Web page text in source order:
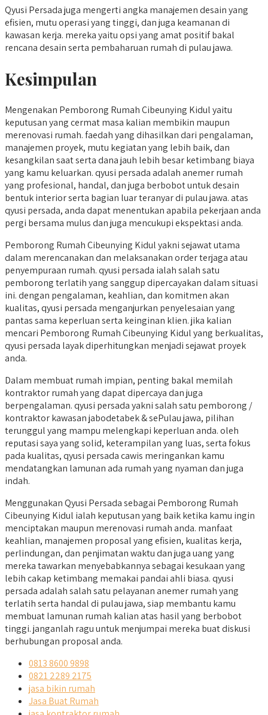
Qyusi Persada juga mengerti angka manajemen desain yang
efisien, mutu operasi yang tinggi, dan juga keamanan di
kawasan kerja. mereka yaitu opsi yang amat positif bakal
rencana desain serta pembaharuan rumah di pulau jawa.
Kesimpulan
Mengenakan Pemborong Rumah Cibeunying Kidul yaitu
keputusan yang cermat masa kalian membikin maupun
merenovasi rumah. faedah yang dihasilkan dari pengalaman,
manajemen proyek, mutu kegiatan yang lebih baik, dan
kesangkilan saat serta dana jauh lebih besar ketimbang biaya
yang kamu keluarkan. qyusi persada adalah anemer rumah
yang profesional, handal, dan juga berbobot untuk desain
bentuk interior serta bagian luar teranyar di pulau jawa. atas
qyusi persada, anda dapat menentukan apabila pekerjaan anda
pergi bersama mulus dan juga mencukupi ekspektasi anda.
Pemborong Rumah Cibeunying Kidul yakni sejawat utama
dalam merencanakan dan melaksanakan order terjaga atau
penyempuraan rumah. qyusi persada ialah salah satu
pemborong terlatih yang sanggup dipercayakan dalam situasi
ini. dengan pengalaman, keahlian, dan komitmen akan
kualitas, qyusi persada menganjurkan penyelesaian yang
pantas sama keperluan serta keinginan klien. jika kalian
mencari Pemborong Rumah Cibeunying Kidul yang berkualitas,
qyusi persada layak diperhitungkan menjadi sejawat proyek
anda.
Dalam membuat rumah impian, penting bakal memilah
kontraktor rumah yang dapat dipercaya dan juga
berpengalaman. qyusi persada yakni salah satu pemborong /
kontraktor kawasan jabodetabek & sePulau jawa, pilihan
terunggul yang mampu melengkapi keperluan anda. oleh
reputasi saya yang solid, keterampilan yang luas, serta fokus
pada kualitas, qyusi persada cawis meringankan kamu
mendatangkan lamunan ada rumah yang nyaman dan juga
indah.
Menggunakan Qyusi Persada sebagai Pemborong Rumah
Cibeunying Kidul ialah keputusan yang baik ketika kamu ingin
menciptakan maupun merenovasi rumah anda. manfaat
keahlian, manajemen proposal yang efisien, kualitas kerja,
perlindungan, dan penjimatan waktu dan juga uang yang
mereka tawarkan menyebabkannya sebagai kesukaan yang
lebih cakap ketimbang memakai pandai ahli biasa. qyusi
persada adalah salah satu pelayanan anemer rumah yang
terlatih serta handal di pulau jawa, siap membantu kamu
membuat lamunan rumah kalian atas hasil yang berbobot
tinggi. janganlah ragu untuk menjumpai mereka buat diskusi
berhubungan proposal anda.
0813 8600 9898
0821 2289 2175
jasa bikin rumah
Jasa Buat Rumah